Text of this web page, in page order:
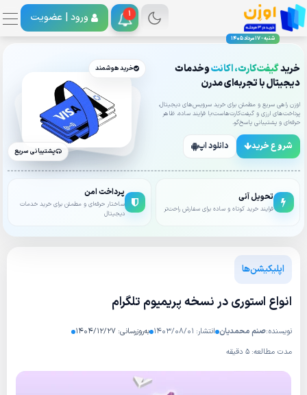
شنبه - 17 مرداد 1405
1 ورود | عضویت
خریدگیفت‌کارت، اکانتوخدمات
دیجیتال با تجربه‌ای مدرن
اوزن راهی سریع و مطمئن برای خرید سرویس‌های دیجیتال،
پرداخت‌های ارزی و گیفت‌کارت‌هاست؛با فرایند ساده، ظاهر
حرفه‌ای و پشتیبانی پاسخ‌گو.
شروع خرید دانلود اپ
خرید هوشمند
پشتیبانی سریع
تحویل آنی
فرایند خرید کوتاه و ساده برای سفارش راحت‌تر
پرداخت امن
ساختار حرفه‌ای و مطمئن برای خرید خدمات
دیجیتال
اپلیکیشن‌ها
انواع استوری در نسخه پریمیوم تلگرام
نویسنده:صنم محمدیان انتشار: ۱۴۰۳/۰۸/۰۱
به‌روزرسانی: ۱۴۰۴/۱۲/۲۷
مدت مطالعه: ۵ دقیقه